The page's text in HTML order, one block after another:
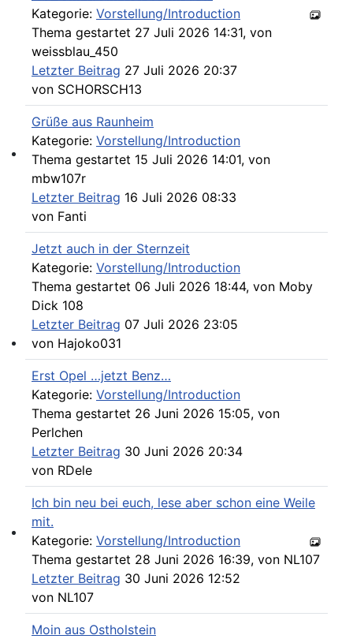
Willkommen andere MB Oldtimer
107-Zahlen
Werkstatt Artikel
Kategorie: Vorstellung/Introduction
Thema gestartet 27 Juli 2026 14:31, von
weissblau_450
Letzter Beitrag 27 Juli 2026 20:37
von SCHORSCH13
Grüße aus Raunheim
Kategorie: Vorstellung/Introduction
Thema gestartet 15 Juli 2026 14:01, von
mbw107r
Letzter Beitrag 16 Juli 2026 08:33
von Fanti
Jetzt auch in der Sternzeit
Kategorie: Vorstellung/Introduction
Thema gestartet 06 Juli 2026 18:44, von Moby
Dick 108
Letzter Beitrag 07 Juli 2026 23:05
von Hajoko031
Erst Opel …jetzt Benz…
Kategorie: Vorstellung/Introduction
Thema gestartet 26 Juni 2026 15:05, von
Perlchen
Letzter Beitrag 30 Juni 2026 20:34
von RDele
Ich bin neu bei euch, lese aber schon eine Weile
mit.
Kategorie: Vorstellung/Introduction
Thema gestartet 28 Juni 2026 16:39, von NL107
Letzter Beitrag 30 Juni 2026 12:52
von NL107
Moin aus Ostholstein